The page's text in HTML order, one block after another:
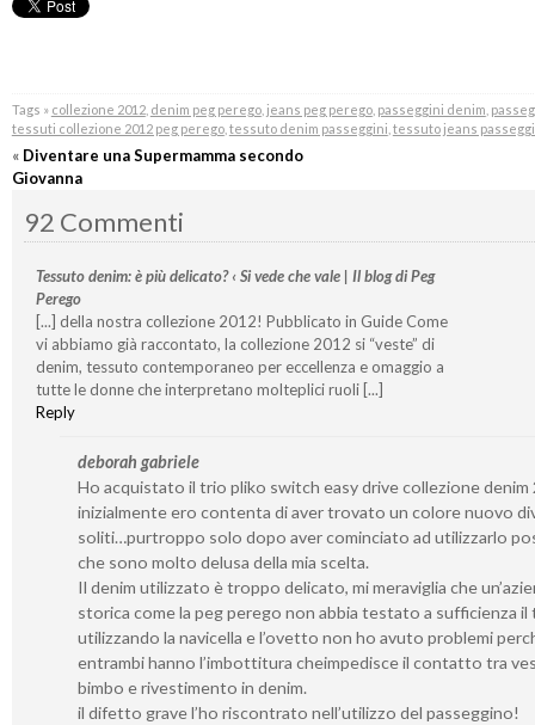
Tags » collezione 2012, denim peg perego, jeans peg perego, passeggini denim
tessuti collezione 2012 peg perego, tessuto denim passeggini tessuto jeans
« Diventare una Supermamma secondo
Giovanna
92 Commenti
Tessuto denim: è più delicato? ‹ Si vede che vale | Il blog di Peg
Perego
[...] della nostra collezione 2012! Pubblicato in Guide Come
vi abbiamo già raccontato, la collezione 2012 si “veste” di
denim, tessuto contemporaneo per eccellenza e omaggio a
tutte le donne che interpretano molteplici ruoli [...]
Reply
deborah gabriele
Ho acquistato il trio pliko switch easy drive collezione denim
inizialmente ero contenta di aver trovato un colore nuovo
soliti…purtroppo solo dopo aver cominciato ad utilizzarlo
che sono molto delusa della mia scelta.
Il denim utilizzato è troppo delicato, mi meraviglia che
storica come la peg perego non abbia testato a sufficienza
utilizzando la navicella e l’ovetto non ho avuto problemi
entrambi hanno l’imbottitura cheimpedisce il contatto tra
bimbo e rivestimento in denim.
il difetto grave l’ho riscontrato nell’utilizzo del passeggino!